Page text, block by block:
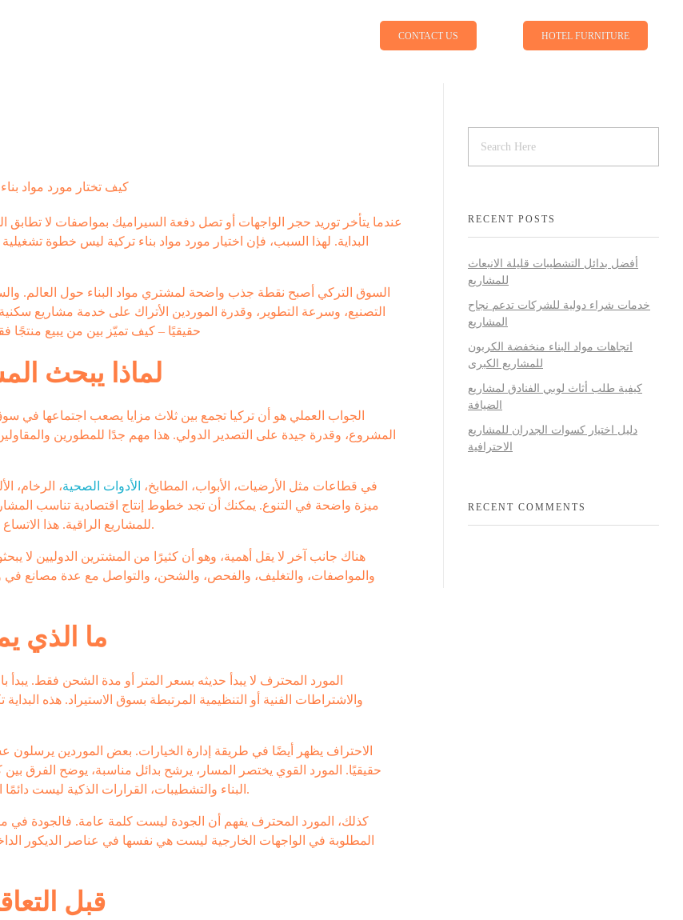
CONTACT US HOTEL FURNITURE
عندما يتأخر توريد حجر الواجهات أو تصل دفعة السيراميك بمواصفات لا
البداية. لهذا السبب، فإن اختيار مورد مواد بناء تركية ليس خطوة
السوق التركي أصبح نقطة جذب واضحة لمشتري مواد البناء حول العالم.
التصنيع، وسرعة التطوير، وقدرة الموردين الأتراك على خدمة مشاريع
حقيقيًا – كيف تميّز بين من يبيع منتجًا
لماذا يبحث
الجواب العملي هو أن تركيا تجمع بين ثلاث مزايا يصعب اجتماعها في
المشروع، وقدرة جيدة على التصدير الدولي. هذا مهم جدًا للمطورين
في قطاعات مثل الأرضيات، الأبواب، المطابخ، الأدوات الصحية، الرخام،
ميزة واضحة في التنوع. يمكنك أن تجد خطوط إنتاج اقتصادية تناسب
للمشاريع الراقية. هذا الاتساع يمنح المشتري مرونة، لكنه يفرض عليه أيضًا مستوى أعلى من التدقيق.
هناك جانب آخر لا يقل أهمية، وهو أن كثيرًا من المشترين الدوليين لا
والمواصفات، والتغليف، والفحص، والشحن، والتواصل مع عدة مصانع في
ما الذي
المورد المحترف لا يبدأ حديثه بسعر المتر أو مدة الشحن فقط.
والاشتراطات الفنية أو التنظيمية المرتبطة بسوق الاستيراد. هذه
الاحتراف يظهر أيضًا في طريقة إدارة الخيارات. بعض الموردين
حقيقيًا. المورد القوي يختصر المسار، يرشح بدائل مناسبة، يوضح الفرق
البناء والتشطيبات، القرارات الذكية ليست دائمًا الأرخص، بل الأكثر اتساقًا مع عمر المشروع ووظيفته وصورته السوقية.
كذلك، المورد المحترف يفهم أن الجودة ليست كلمة عامة. فالجودة
المطلوبة في الواجهات الخارجية ليست هي نفسها في عناصر الديكور
قبل
RECENT POSTS
أفضل بدائل التشطيبات قليلة الانبعاث
للمشاريع
خدمات شراء دولية للشركات تدعم نجاح
المشاريع
اتجاهات مواد البناء منخفضة الكربون
للمشاريع الكبرى
كيفية طلب أثاث لوبي الفنادق لمشاريع
الضيافة
دليل اختيار كسوات الجدران للمشاريع
الاحترافية
RECENT COMMENTS